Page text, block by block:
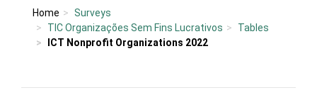
Home
Surveys
TIC Organizações Sem Fins Lucrativos
Tables
ICT Nonprofit Organizations 2022